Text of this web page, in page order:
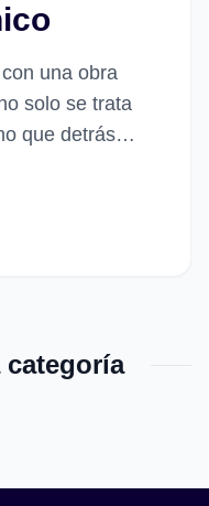
una obra
solo se trata
que detrás
atención...
categoría